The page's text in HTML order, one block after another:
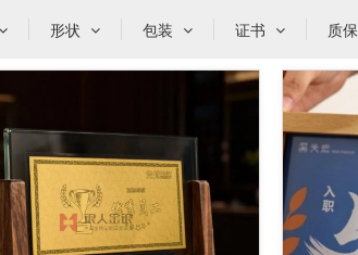
形状 包装 证书 质保